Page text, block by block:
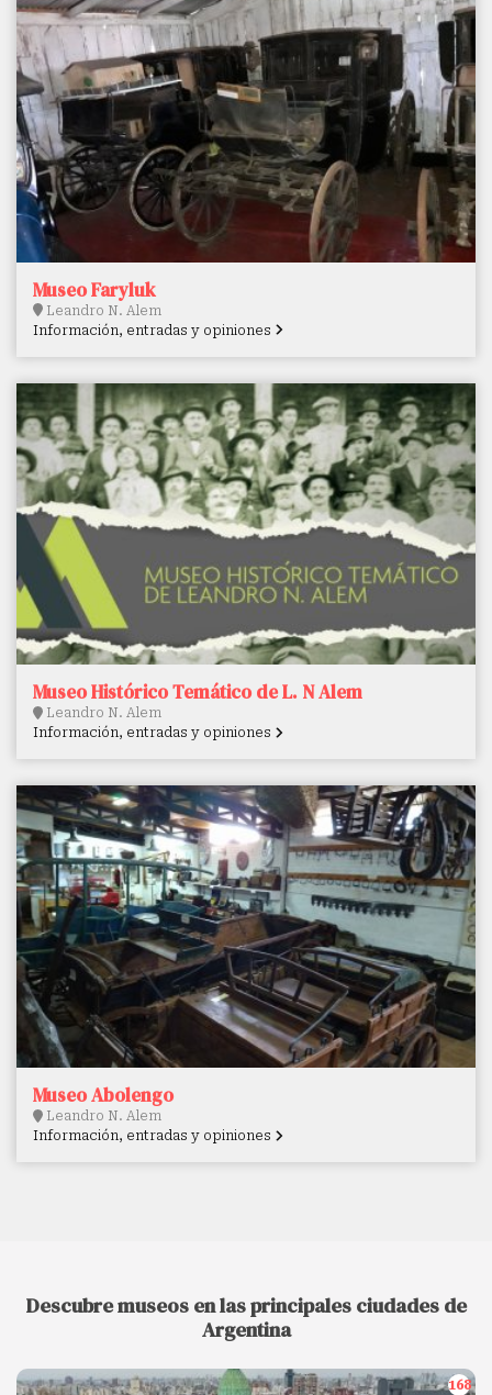
Museo Faryluk
Leandro N. Alem
Información, entradas y opiniones
Museo Histórico Temático de L. N Alem
Leandro N. Alem
Información, entradas y opiniones
Museo Abolengo
Leandro N. Alem
Información, entradas y opiniones
Descubre museos en las principales ciudades de
Argentina
168